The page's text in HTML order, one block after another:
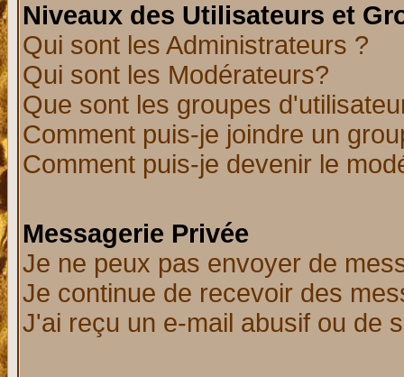
Niveaux des Utilisateurs et
Qui sont les Administrateurs ?
Qui sont les Modérateurs?
Que sont les groupes
Comment puis-je joindre un
Comment puis-je devenir le
Messagerie Privée
Je ne peux pas envoyer de
Je continue de recevoir des
J'ai reçu un e-mail abusif ou de